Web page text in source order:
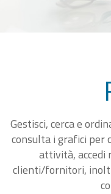
Gestisci, cerca e
consulta i grafici per
attività, accedi
clienti/fornitori,